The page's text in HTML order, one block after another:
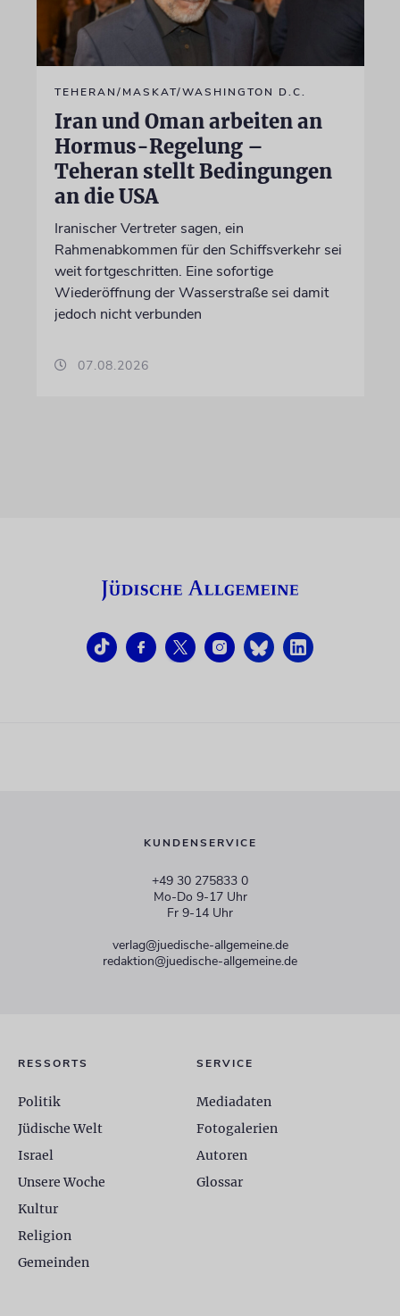
TEHERAN/MASKAT/WASHINGTON D.C.
Iran und Oman arbeiten an
Hormus-Regelung –
Teheran stellt Bedingungen
an die USA
Iranischer Vertreter sagen, ein
Rahmenabkommen für den Schiffsverkehr sei
weit fortgeschritten. Eine sofortige
Wiederöffnung der Wasserstraße sei damit
jedoch nicht verbunden
07.08.2026
KUNDENSERVICE
+49 30 275833 0
Mo-Do 9-17 Uhr
Fr 9-14 Uhr
verlag@juedische-allgemeine.de
redaktion@juedische-allgemeine.de
RESSORTS
Politik
Jüdische Welt
Israel
Unsere Woche
Kultur
Religion
Gemeinden
SERVICE
Mediadaten
Fotogalerien
Autoren
Glossar